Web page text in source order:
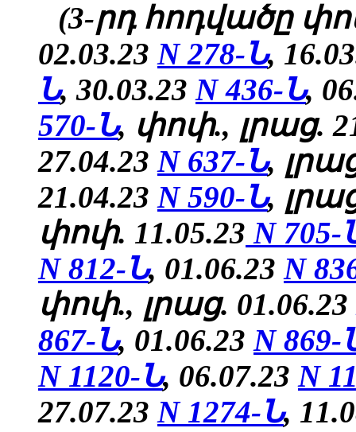
(3-րդ հոդվածը
02.03.23 N 278-Ն,
Ն, 30.03.23 N 436-Ն,
570-Ն, փոփ., լրաց.
27.04.23 N 637-Ն,
21.04.23 N 590-Ն,
փոփ. 11.05.23 N 705-
N 812-Ն, 01.06.23 N
փոփ., լրաց. 01.06.23
867-Ն, 01.06.23 N 869-
N 1120-Ն, 06.07.23 N
27.07.23 N 1274-Ն,